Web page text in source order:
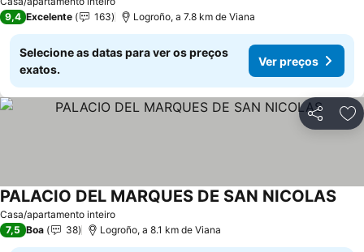
9,4 Excelente 163 Logroño, a 7.8 km de Viana
Selecione as datas para ver os preços
exatos.
Ver preços
Partilhar
Casa/apartamento inteiro
PALACIO DEL MARQUES DE SAN NICOLAS
7,5 Boa 38 Logroño, a 8.1 km de Viana